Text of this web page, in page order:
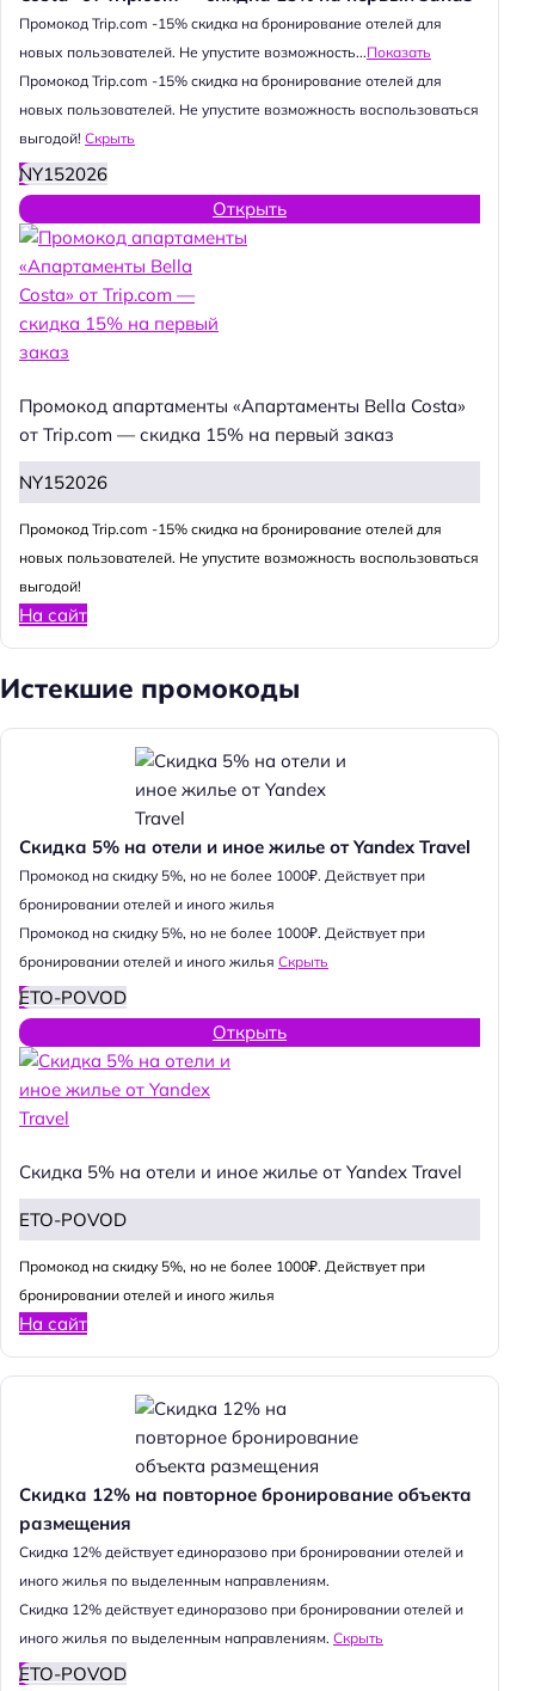
Промокод Trip.com -15% скидка на бронирование отелей для
новых пользователей. Не упустите возможность...Показать
Промокод Trip.com -15% скидка на бронирование отелей для
новых пользователей. Не упустите возможность воспользоваться
выгодой! Скрыть
NY152026
Открыть
Промокод апартаменты «Апартаменты Bella Costa»
от Trip.com — скидка 15% на первый заказ
NY152026
Промокод Trip.com -15% скидка на бронирование отелей для
новых пользователей. Не упустите возможность воспользоваться
выгодой!
На сайт
Истекшие промокоды
Скидка 5% на отели и иное жилье от Yandex Travel
Промокод на скидку 5%, но не более 1000₽. Действует при
бронировании отелей и иного жилья
Промокод на скидку 5%, но не более 1000₽. Действует при
бронировании отелей и иного жилья Скрыть
ETO-POVOD
Открыть
Скидка 5% на отели и иное жилье от Yandex Travel
ETO-POVOD
Промокод на скидку 5%, но не более 1000₽. Действует при
бронировании отелей и иного жилья
На сайт
Скидка 12% на повторное бронирование объекта
размещения
Cкидка 12% действует единоразово при бронировании отелей и
иного жилья по выделенным направлениям.
Cкидка 12% действует единоразово при бронировании отелей и
иного жилья по выделенным направлениям. Скрыть
ETO-POVOD